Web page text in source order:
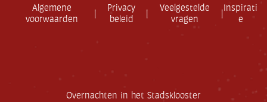
d
r
Algemene
voorwaarden
|
Privacy
beleid
|
Veelgestelde
vragen
|Inspirati
e
Overnachten in het Stadsklooster